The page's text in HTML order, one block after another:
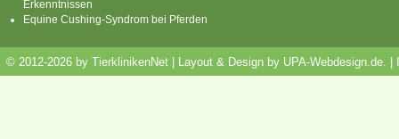
Erkenntnissen
Equine Cushing-Syndrom bei Pferden
© 2012-2026 by TierklinikenNet | Layout & Design by UPA-Webdesign.de.